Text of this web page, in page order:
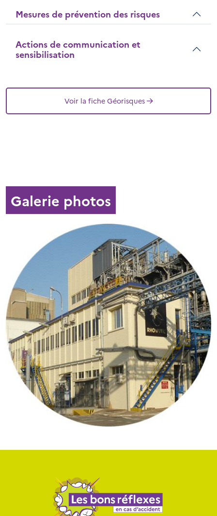
Mesures de prévention des risques
Actions de communication et
sensibilisation
Voir la fiche Géorisques
Galerie photos